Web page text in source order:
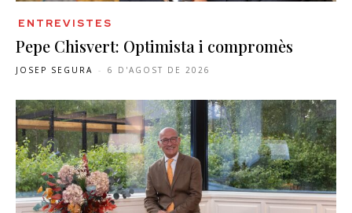
ENTREVISTES
Pepe Chisvert: Optimista i compromès
JOSEP SEGURA - 6 D'AGOST DE 2026